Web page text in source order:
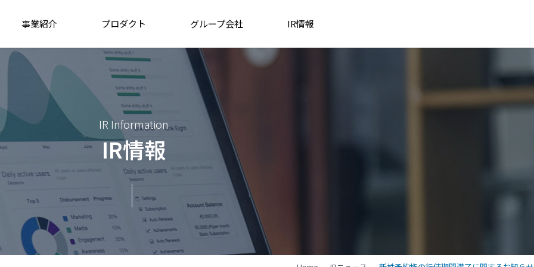
事業紹介 プロダクト グループ会社 IR情報
IR Information
IR情報